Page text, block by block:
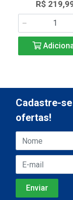
R$
Cadastre-
ofertas!